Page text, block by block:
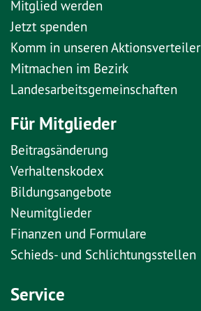
Mitglied werden
Jetzt spenden
Komm in unseren Aktionsverteiler
Mitmachen im Bezirk
Landesarbeitsgemeinschaften
Für Mitglieder
Beitragsänderung
Verhaltenskodex
Bildungsangebote
Neumitglieder
Finanzen und Formulare
Schieds- und Schlichtungsstellen
Service